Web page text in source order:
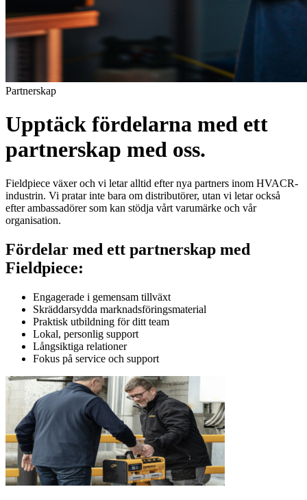
Partnerskap
Upptäck fördelarna med ett
partnerskap med oss.
Fieldpiece växer och vi letar alltid efter nya partners inom HVACR-
industrin. Vi pratar inte bara om distributörer, utan vi letar också
efter ambassadörer som kan stödja vårt varumärke och vår
organisation.
Fördelar med ett partnerskap med
Fieldpiece:
Engagerade i gemensam tillväxt
Skräddarsydda marknadsföringsmaterial
Praktisk utbildning för ditt team
Lokal, personlig support
Långsiktiga relationer
Fokus på service och support